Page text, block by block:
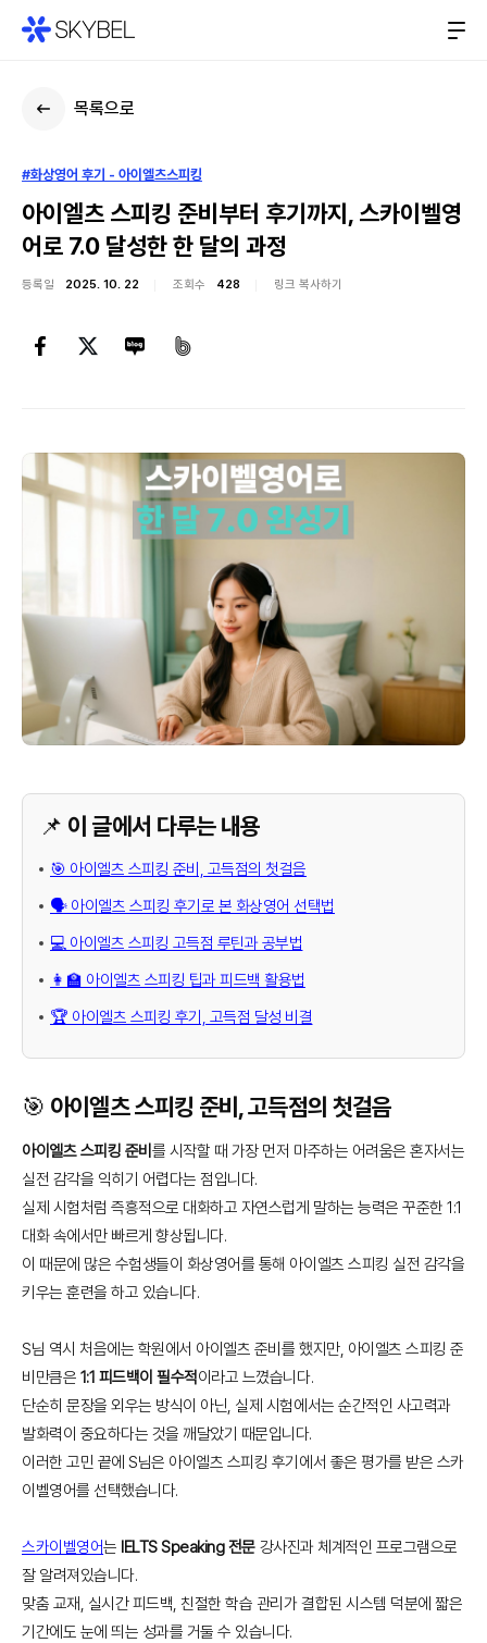
목록으로
#화상영어 후기 - 아이엘츠스피킹
아이엘츠 스피킹 준비부터 후기까지, 스카이벨영
어로 7.0 달성한 한 달의 과정
등록일 2025. 10. 22 조회수 428 링크 복사하기
📌 이 글에서 다루는 내용
🎯 아이엘츠 스피킹 준비, 고득점의 첫걸음
🗣️ 아이엘츠 스피킹 후기로 본 화상영어 선택법
💻 아이엘츠 스피킹 고득점 루틴과 공부법
👩‍🏫 아이엘츠 스피킹 팁과 피드백 활용법
🏆 아이엘츠 스피킹 후기, 고득점 달성 비결
🎯 아이엘츠 스피킹 준비, 고득점의 첫걸음
아이엘츠 스피킹 준비 를 시작할 때 가장 먼저 마주하는 어려움은 혼자서는
실전 감각을 익히기 어렵다는 점입니다.
실제 시험처럼 즉흥적으로 대화하고 자연스럽게 말하는 능력은 꾸준한 1:1
대화 속에서만 빠르게 향상됩니다.
이 때문에 많은 수험생들이 화상영어를 통해 아이엘츠 스피킹 실전 감각을
키우는 훈련을 하고 있습니다.
S님 역시 처음에는 학원에서 아이엘츠 준비를 했지만, 아이엘츠 스피킹 준
비만큼은 1:1 피드백이 필수적이라고 느꼈습니다.
단순히 문장을 외우는 방식이 아닌, 실제 시험에서는 순간적인 사고력과
발화력이 중요하다는 것을 깨달았기 때문입니다.
이러한 고민 끝에 S님은 아이엘츠 스피킹 후기에서 좋은 평가를 받은 스카
이벨영어를 선택했습니다.
스카이벨영어는 IELTS Speaking 전문 강사진과 체계적인 프로그램으로
잘 알려져있습니다.
맞춤 교재, 실시간 피드백, 친절한 학습 관리가 결합된 시스템 덕분에 짧은
기간에도 눈에 띄는 성과를 거둘 수 있습니다.